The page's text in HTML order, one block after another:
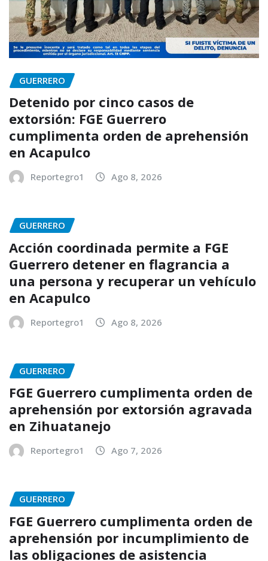
GUERRERO
Detenido por cinco casos de
extorsión: FGE Guerrero
cumplimenta orden de aprehensión
en Acapulco
Reportegro1 Ago 8, 2026
GUERRERO
Acción coordinada permite a FGE
Guerrero detener en flagrancia a
una persona y recuperar un vehículo
en Acapulco
Reportegro1 Ago 8, 2026
GUERRERO
FGE Guerrero cumplimenta orden de
aprehensión por extorsión agravada
en Zihuatanejo
Reportegro1 Ago 7, 2026
GUERRERO
FGE Guerrero cumplimenta orden de
aprehensión por incumplimiento de
las obligaciones de asistencia